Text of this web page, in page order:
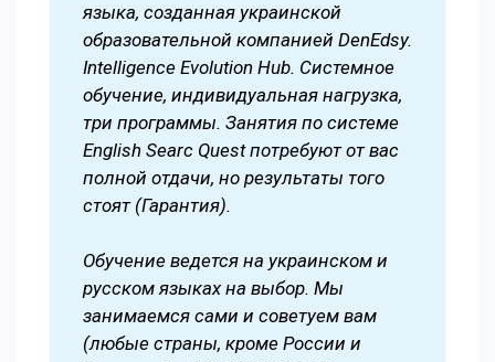
языка, созданная украинской
образовательной компанией DenEdsy.
Intelligence Evolution Hub. Системное
обучение, индивидуальная нагрузка,
три программы. Занятия по системе
English Searc Quest потребуют от вас
полной отдачи, но результаты того
стоят (Гарантия).
Обучение ведется на украинском и
русском языках на выбор. Мы
занимаемся сами и советуем вам
(любые страны, кроме России и